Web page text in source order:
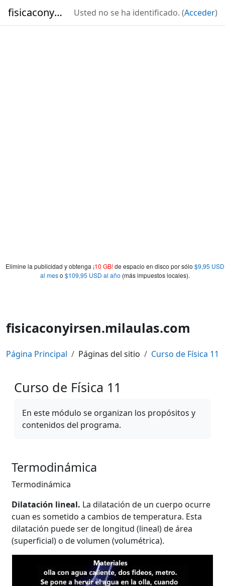
Elimine la publicidad y obtenga ¡10 GB!de espacio en disco por sólo $9,95 USD
al meso $109,95 USD al año (más impuestos locales).
fisicaconyirsen Usted no se ha identificado. (Acceder)
fisicaconyirsen.milaulas.com
Página Principal Páginas del sitio Curso de Física 11
Curso de Física 11
En este módulo se organizan los propósitos y
contenidos del programa.
Termodinámica
Termodinámica
Dilatación lineal. La dilatación de un cuerpo ocurre
cuan es sometido a cambios de temperatura. Esta
dilatación puede ser de longitud (lineal) de área
(superficial) o de volumen (volumétrica).